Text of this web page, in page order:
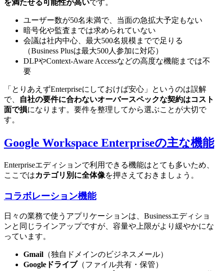
を満たせる可能性が高いです。
ユーザー数が50名未満で、当面の急拡大予定もない
暗号化や監査までは求められていない
会議は社内中心、最大500名規模までで足りる
（Business Plusは最大500人参加に対応）
DLPやContext-Aware Accessなどの高度な機能までは不
要
「とりあえずEnterpriseにしておけば安心」というのは誤解
で、
自社の要件に合わないオーバースペックな契約はコスト
面で損になります。要件を整理してから選ぶことが大切で
す。
Google Workspace Enterpriseの主な機能
Enterpriseエディションで利用できる機能はとても多いため、
ここではカテゴリ別に全体像を押さえておきましょう。
コラボレーション機能
日々の業務で使うアプリケーションは、Businessエディショ
ンと同じラインアップですが、容量や上限がより緩やかにな
っています。
Gmail （独自ドメインのビジネスメール）
Googleドライブ（ファイル共有・保管）